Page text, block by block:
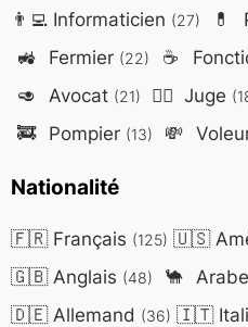
👨‍💻Informaticien (27) 💊
🚜 Fermier (22) ☕
🥑 Avocat (21) 👨‍⚖️ Juge
🚒 Pompier (13) 💸
Nationalité
🇫🇷Français (125) 🇺🇸
🇬🇧Anglais (48) 🐪 Arabe
🇩🇪Allemand (36) 🇮🇹